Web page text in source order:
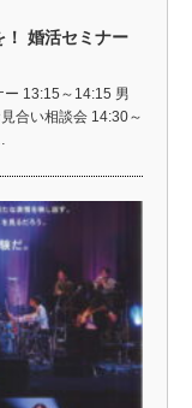
！ 婚活セミナー
13:15～14:15 男
合い相談会 14:30～